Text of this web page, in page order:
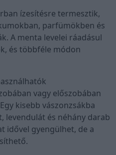
ízesítésre termesztik,
parfümökben és
A menta levelei ráadásul
és többféle módon
vagy előszobában
kisebb vászonzsákba
és néhány darab
idővel gyengülhet, de a